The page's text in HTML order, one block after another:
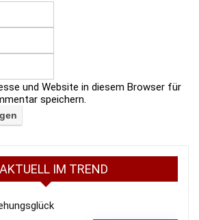
und Website in diesem Browser für
speichern.
AKTUELL IM TREND